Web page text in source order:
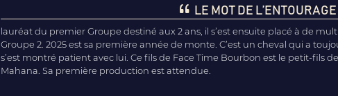
LE MOT DE L’ENTOURAGE
lauréat du premier Groupe destiné aux 2 ans, il s’est ensuite placé à de
Groupe 2. 2025 est sa première année de monte. C’est un cheval qui a
s’est montré patient avec lui. Ce fils de Face Time Bourbon est le petit-fils
Mahana. Sa première production est attendue.